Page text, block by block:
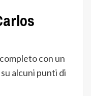
con un
alcuni punti di